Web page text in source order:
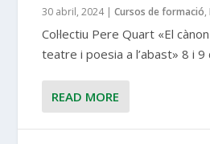
30 abril, 2024|Cursos de formació,
Col·lectiu Pere Quart «El
teatre i poesia a l’abast» 8 i 9
READ MORE